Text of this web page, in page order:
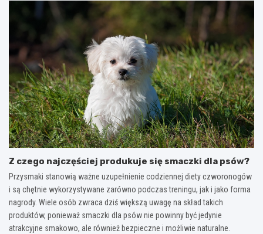
Z czego najczęściej produkuje się smaczki dla psów?
Przysmaki stanowią ważne uzupełnienie codziennej diety czworonogów
i są chętnie wykorzystywane zarówno podczas treningu, jak i jako forma
nagrody. Wiele osób zwraca dziś większą uwagę na skład takich
produktów, ponieważ smaczki dla psów nie powinny być jedynie
atrakcyjne smakowo, ale również bezpieczne i możliwie naturalne.